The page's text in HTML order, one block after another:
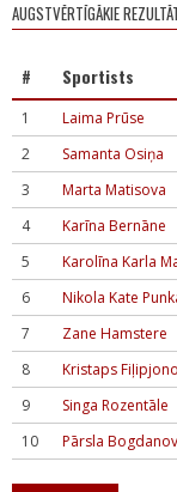
AUGSTVĒRTĪGĀKIE
# Sportists
1 Laima Prūse
2
Samanta Osiņa
3
Marta Matisova
4
Karīna Bernāne
5
Karolīna Karla
6
Nikola Kate
7
Zane Hamstere
8
Kristaps
9
Singa Rozentāle
10
Pārsla